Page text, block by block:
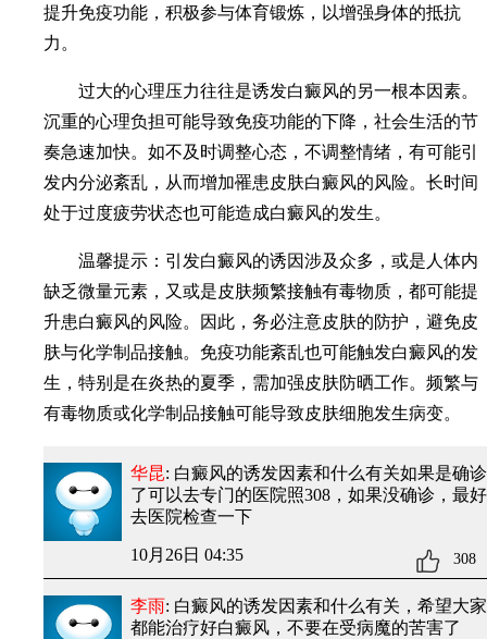
提升免疫功能，积极参与体育锻炼，以增强身体的抵抗
力。
过大的心理压力往往是诱发白癜风的另一根本因素。
沉重的心理负担可能导致免疫功能的下降，社会生活的节
奏急速加快。如不及时调整心态，不调整情绪，有可能引
发内分泌紊乱，从而增加罹患皮肤白癜风的风险。长时间
处于过度疲劳状态也可能造成白癜风的发生。
温馨提示：引发白癜风的诱因涉及众多，或是人体内
缺乏微量元素，又或是皮肤频繁接触有毒物质，都可能提
升患白癜风的风险。因此，务必注意皮肤的防护，避免皮
肤与化学制品接触。免疫功能紊乱也可能触发白癜风的发
生，特别是在炎热的夏季，需加强皮肤防晒工作。频繁与
有毒物质或化学制品接触可能导致皮肤细胞发生病变。
华昆: 白癜风的诱发因素和什么有关如果是确诊
了可以去专门的医院照308，如果没确诊，最好
去医院检查一下
10月26日 04:35 308
李雨: 白癜风的诱发因素和什么有关 ，希望大家
都能治疗好白癜风，不要在受病魔的苦害了